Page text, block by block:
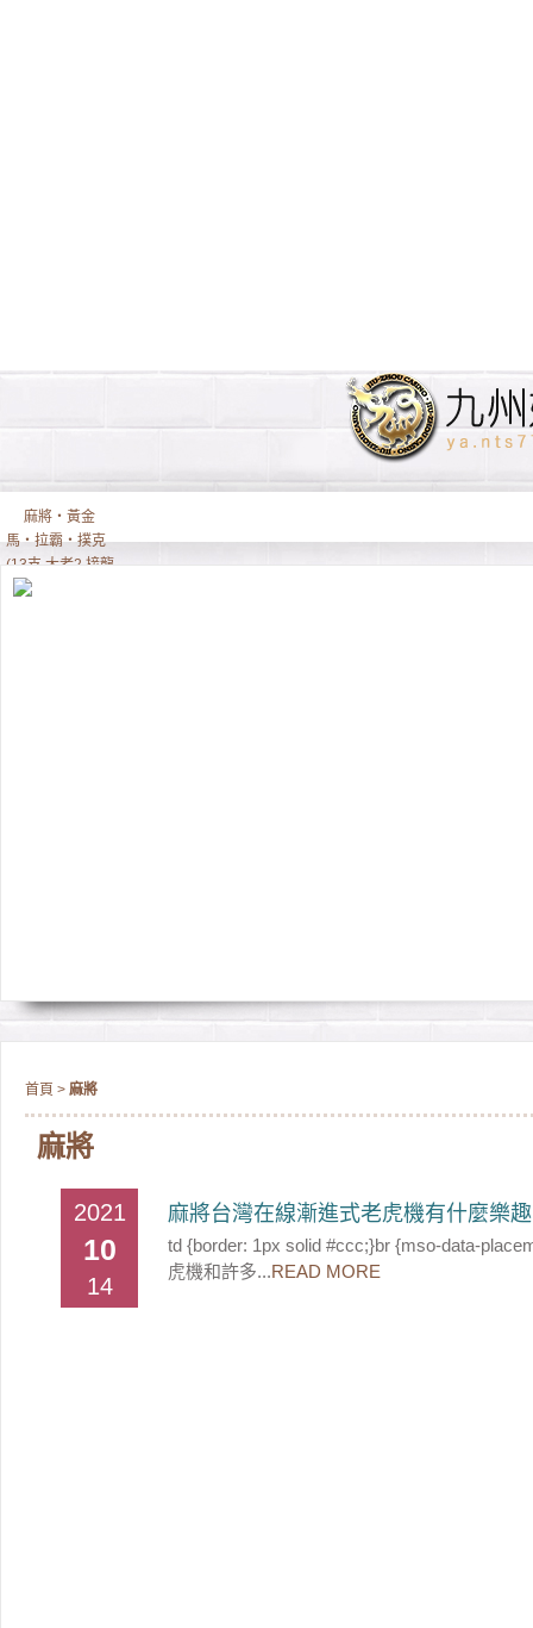
麻將‧黃金
馬‧拉霸‧撲克
(13支,大老2,接龍,
排7)
首頁 > 麻將
麻將
2021
10
14
麻將台灣在線漸進式老虎機有什麼樂趣
td {border: 1px solid #ccc;}br {mso-data-
虎機和許多...READ MORE